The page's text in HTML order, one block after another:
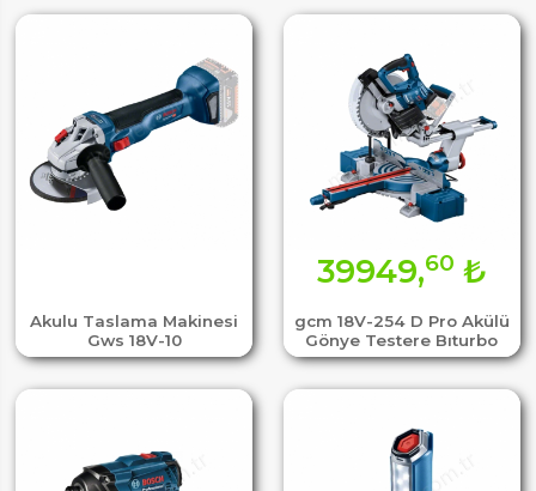
Akulu Taslama Makinesi
Gws 18V-10
gcm 18V-254 D Pro Akülü
Gönye Testere Bıturbo
39949,60 ₺